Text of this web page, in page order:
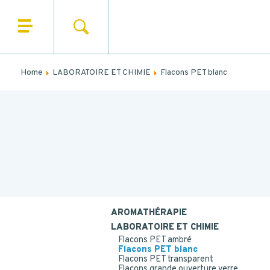
WHO ARE WE
Home LABORATOIRE ET CHIMIE Flacons PET blanc
AROMATHÉRAPIE
LABORATOIRE ET CHIMIE
Flacons PET ambré
Flacons PET blanc
Flacons PET transparent